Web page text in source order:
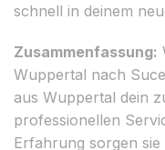
schnell in deinem
Zusammenfassung:
Wuppertal nach
aus Wuppertal dein
professionellen
Erfahrung sorgen